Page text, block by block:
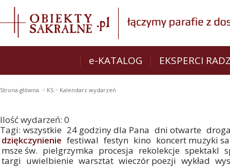
e-KATALOG EKSPERCI
Strona główna KS Kalendarz wydarzeń
Ilość wydarzeń: 0
Tagi: wszystkie 24 godziny dla Pana dni otwarte
dziękczynienie festiwal festyn kino koncert muzyki
msze św. pielgrzymka procesja rekolekcje spektakl
targi uwielbienie warsztat wieczór poezji wykład